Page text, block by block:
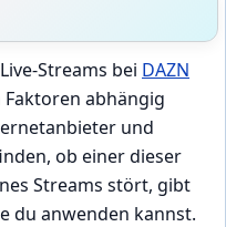
Streams bei DAZN
abhängig
und
ob einer dieser
Streams stört, gibt
du anwenden kannst.